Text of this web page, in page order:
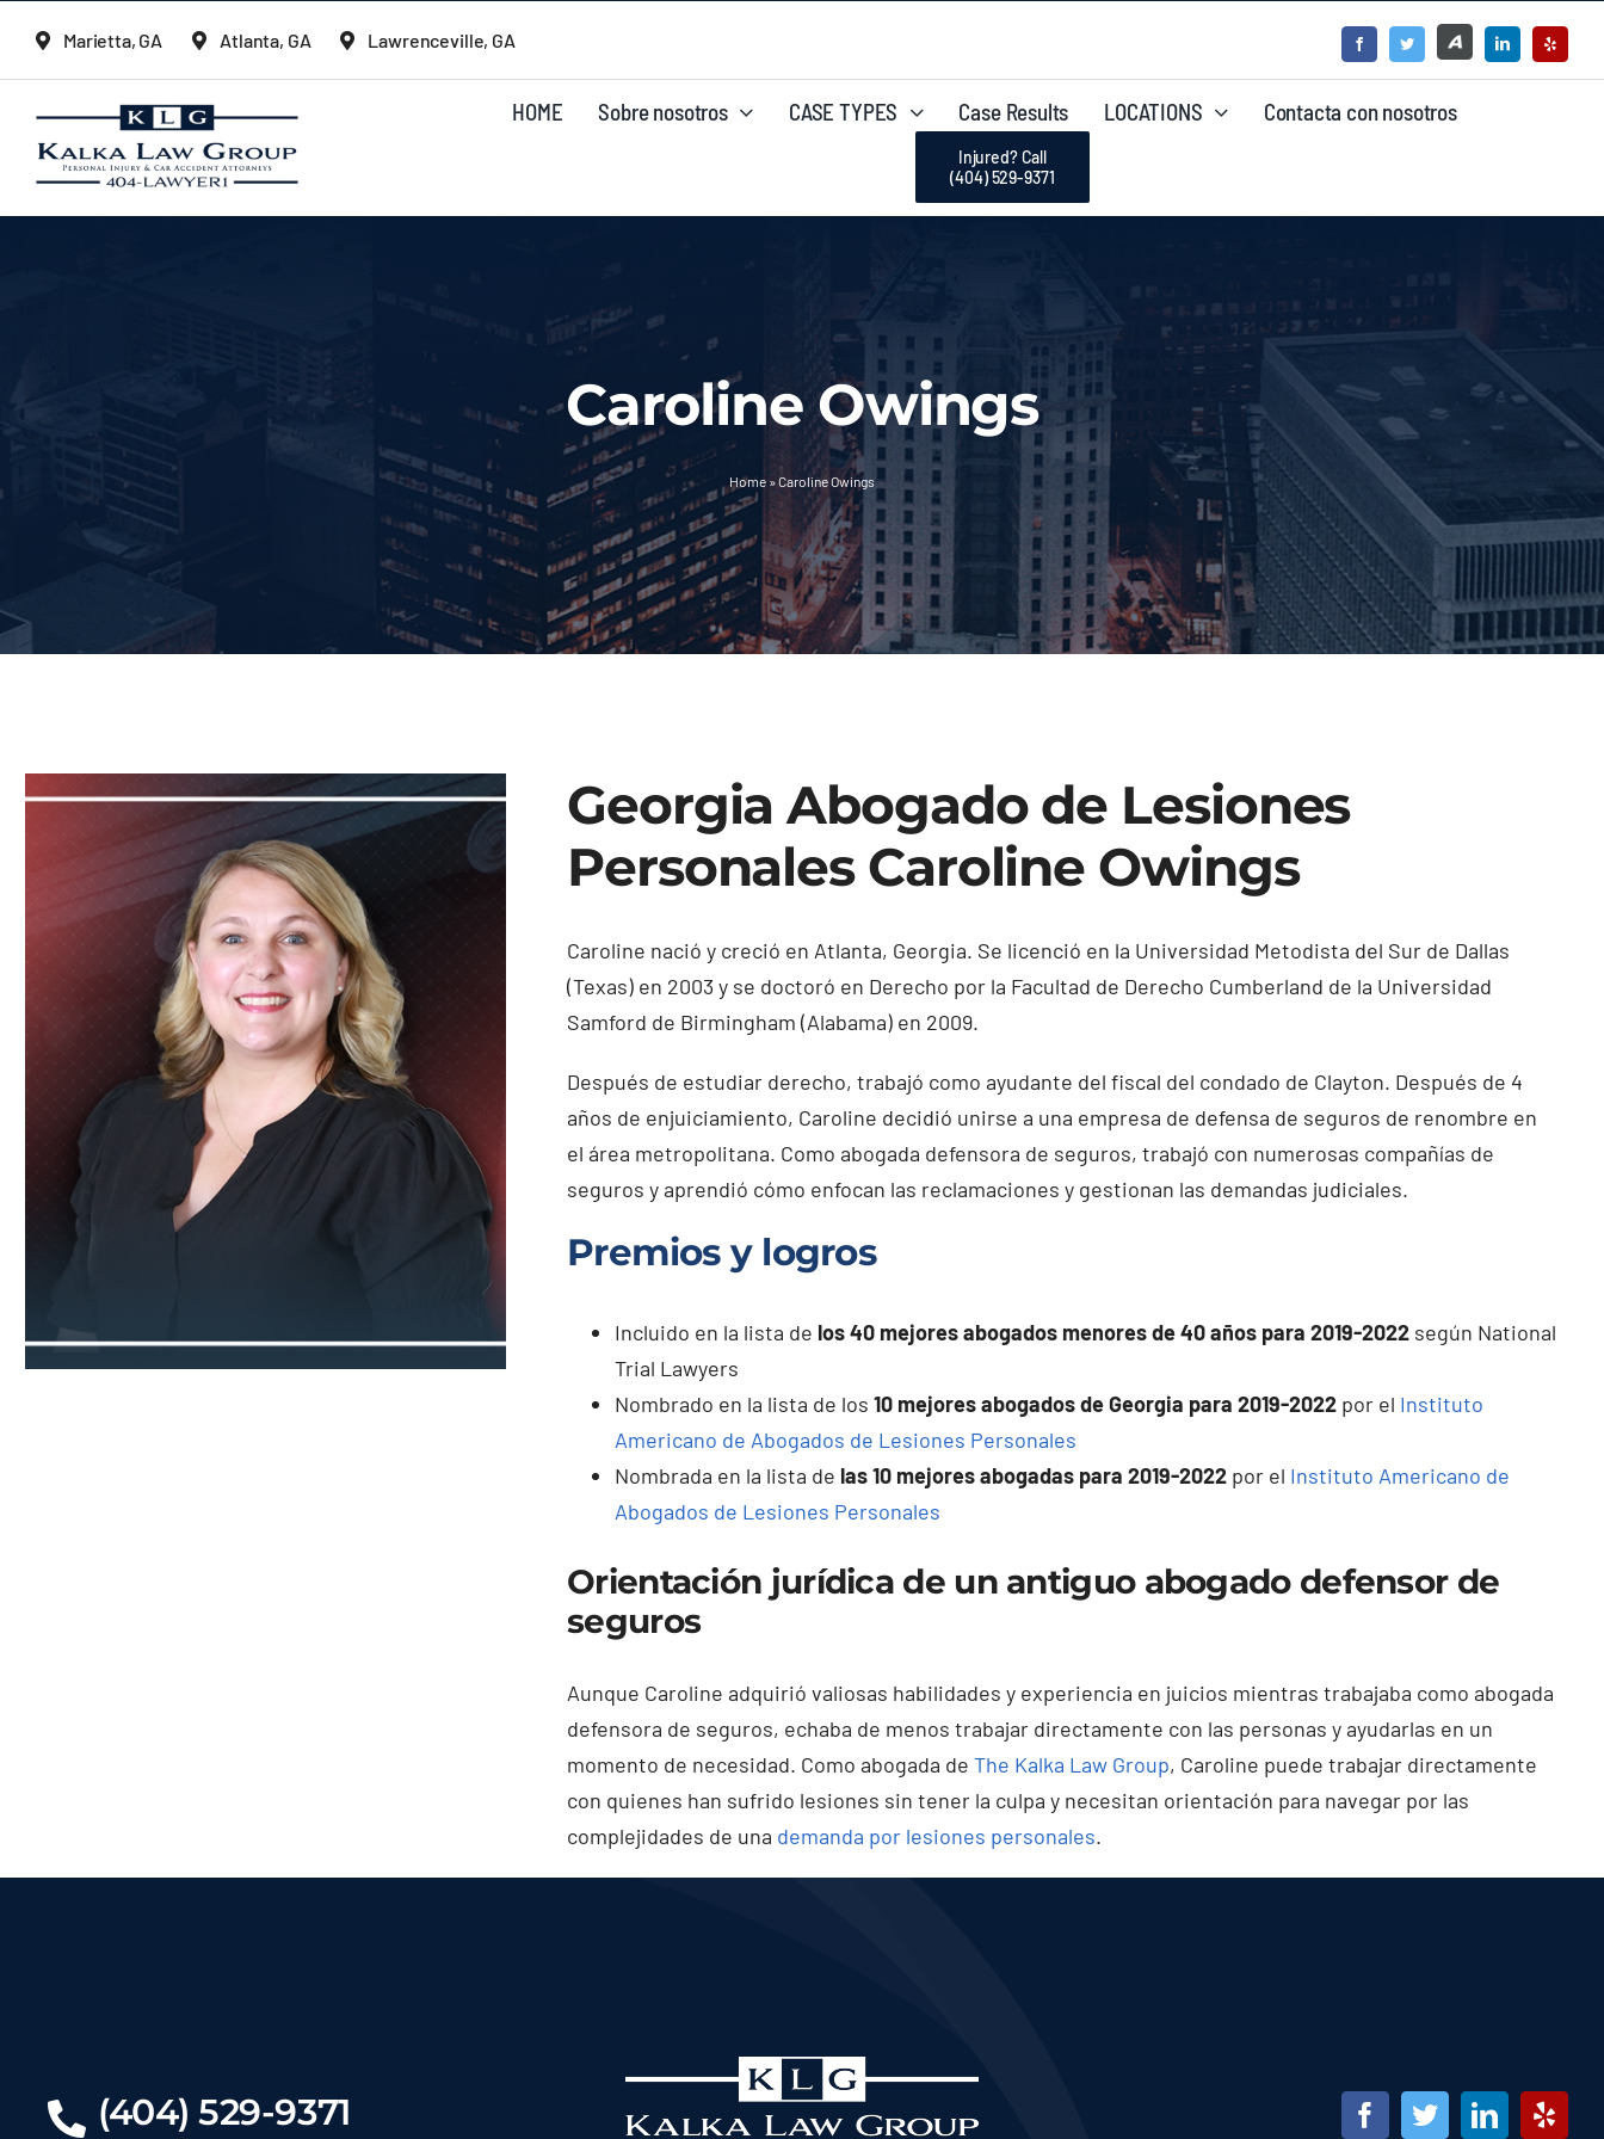
content
Marietta, GA Atlanta, GA Lawrenceville, GA
HOME Sobre nosotros CASE TYPES Case Results LOCATIONS Contacta con nosotros
Injured? Call
(404) 529-9371
Caroline Owings
Home »Caroline Owings
Georgia Abogado de Lesiones
Personales Caroline Owings
Caroline nació y creció en Atlanta, Georgia. Se licenció en la Universidad Metodista del Sur de Dallas
(Texas) en 2003 y se doctoró en Derecho por la Facultad de Derecho Cumberland de la Universidad
Samford de Birmingham (Alabama) en 2009.
Después de estudiar derecho, trabajó como ayudante del fiscal del condado de Clayton. Después de 4
años de enjuiciamiento, Caroline decidió unirse a una empresa de defensa de seguros de renombre en
el área metropolitana. Como abogada defensora de seguros, trabajó con numerosas compañías de
seguros y aprendió cómo enfocan las reclamaciones y gestionan las demandas judiciales.
Premios y logros
Incluido en la lista de los 40 mejores abogados menores de 40 años para 2019-2022 según National
Trial Lawyers
Nombrado en la lista de los10 mejores abogados de Georgia para 2019-2022 por el Instituto
Americano de Abogados de Lesiones Personales
Nombrada en la lista de las 10 mejores abogadas para 2019-2022 por el Instituto Americano de
Abogados de Lesiones Personales
Orientación jurídica de un antiguo abogado defensor de
seguros
Aunque Caroline adquirió valiosas habilidades y experiencia en juicios mientras trabajaba como abogada
defensora de seguros, echaba de menos trabajar directamente con las personas y ayudarlas en un
momento de necesidad. Como abogada deThe Kalka Law Group, Caroline puede trabajar directamente
con quienes han sufrido lesiones sin tener la culpa y necesitan orientación para navegar por las
complejidades de una demanda por lesiones personales.
(404) 529-9371